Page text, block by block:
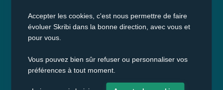
Écrivez, partagez, imprimez
Skribi simplifie la rédaction de vos souvenirs pour les
transmettez : votre histoire, notre mission.
Accepter les cookies, c'est nous permettre de faire
évoluer Skribi dans la bonne direction, avec vous et
pour vous.
Vous pouvez bien sûr refuser ou personnaliser vos
préférences à tout moment.